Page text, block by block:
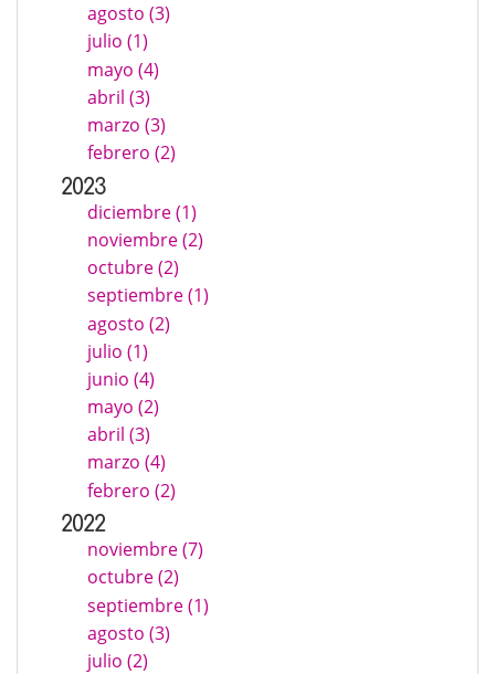
agosto (3)
julio (1)
mayo (4)
abril (3)
marzo (3)
febrero (2)
2023
diciembre (1)
noviembre (2)
octubre (2)
septiembre (1)
agosto (2)
julio (1)
junio (4)
mayo (2)
abril (3)
marzo (4)
febrero (2)
2022
noviembre (7)
octubre (2)
septiembre (1)
agosto (3)
julio (2)